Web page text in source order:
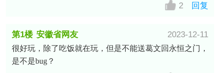
2 回复
第1楼 安徽省网友 2023-12-11
很好玩，除了吃饭就在玩，但是不能送葛文回永恒之门，
是不是bug？